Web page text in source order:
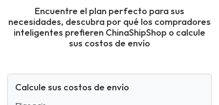
Encuentre el plan perfecto para sus
necesidades, descubra por qué los compradores
inteligentes prefieren ChinaShipShop o calcule
sus costos de envío
Calcule sus costos de envío